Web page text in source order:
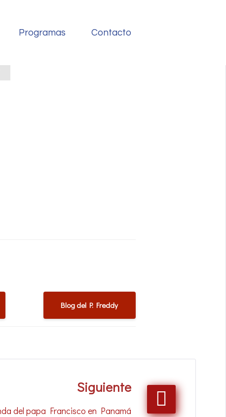
Programas Contacto
Blog del P. Freddy
Siguiente
del papa Francisco en Panamá